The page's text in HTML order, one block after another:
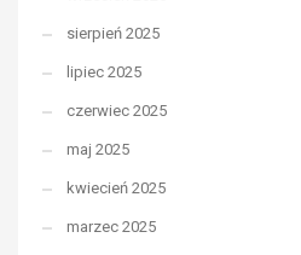
sierpień 2025
lipiec 2025
czerwiec 2025
maj 2025
kwiecień 2025
marzec 2025